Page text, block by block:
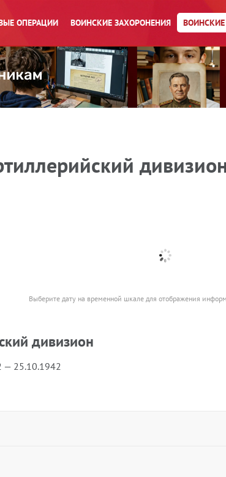
ОПЕРАЦИИ ВОИНСКИЕ ЗАХОРОНЕНИЯ
Выберите дату на временной шкале для отображения
дивизион
— 25.10.1942